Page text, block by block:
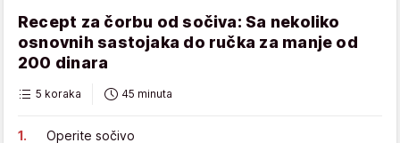
Recept za čorbu od sočiva: Sa nekoliko
osnovnih sastojaka do ručka za manje od
200 dinara
5 koraka 45 minuta
Operite sočivo